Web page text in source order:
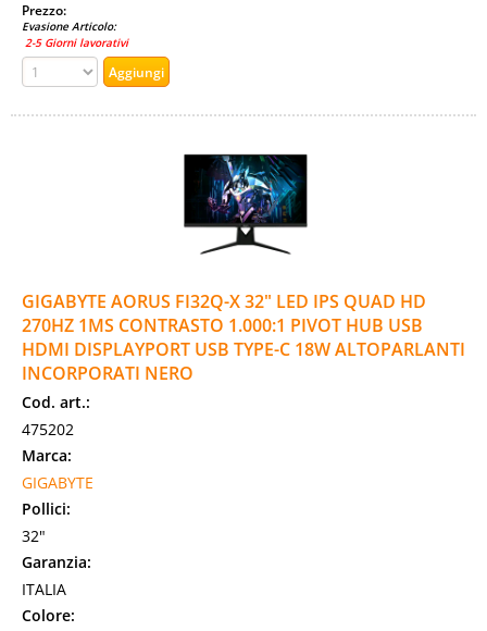
Prezzo:
Evasione Articolo:
2-5 Giorni lavorativi
GIGABYTE AORUS FI32Q-X 32" LED IPS QUAD HD
270HZ 1MS CONTRASTO 1.000:1 PIVOT HUB USB
HDMI DISPLAYPORT USB TYPE-C 18W ALTOPARLANTI
INCORPORATI NERO
Cod. art.:
475202
Marca:
GIGABYTE
Pollici:
32"
Garanzia:
ITALIA
Colore: